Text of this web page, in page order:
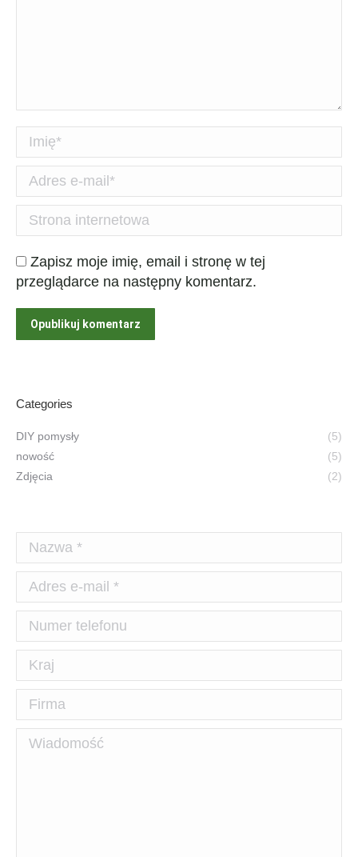
Imię *
Adres e-mail *
Strona internetowa
Zapisz moje imię, email i stronę w tej
przeglądarce na następny komentarz.
Opublikuj komentarz
Categories
DIY pomysły
(5)
nowość
(5)
Zdjęcia
(2)
Nazwa *
Adres e-mail *
Numer telefonu
Kraj
Firma
Wiadomość